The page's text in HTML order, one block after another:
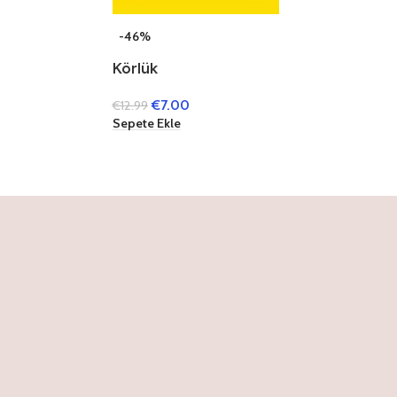
-46%
Körlük
€12.99 €7.00
Sepete Ekle